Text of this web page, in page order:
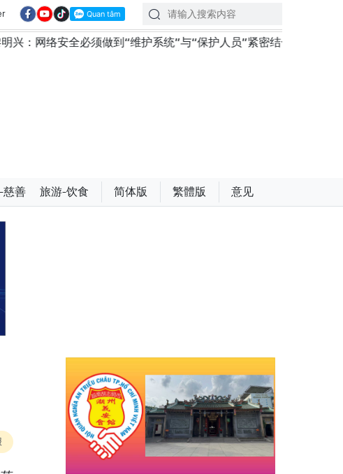
须做到“维护系统”与“保护人员”紧密结合 越南政府总理黎明
慈善 旅游-饮食 简体版 繁體版 意见